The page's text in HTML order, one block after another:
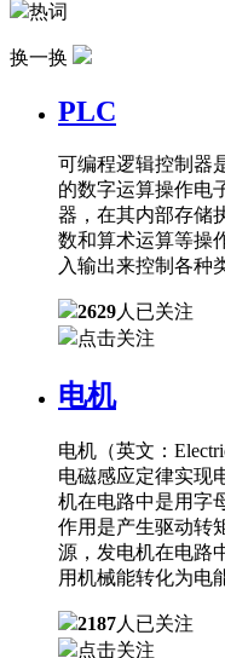
热词
换一换
PLC
可编程逻辑控制器
的数字运算操作电
器，在其内部存储
数和算术运算等操
入输出来控制各种
2629人已关注
点击关注
电机
电机（英文：
电磁感应定律实现
机在电路中是用字
作用是产生驱动转
源，发电机在电路
用机械能转化为电
2187人已关注
点击关注